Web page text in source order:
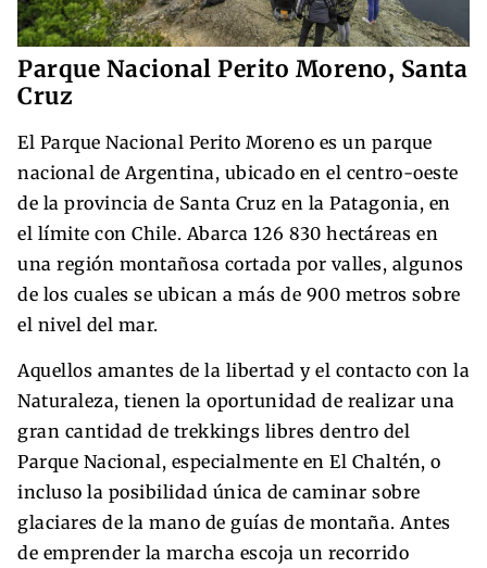
Parque Nacional Perito Moreno, Santa
Cruz
El Parque Nacional Perito Moreno es un parque
nacional de Argentina, ubicado en el centro-oeste
de la provincia de Santa Cruz en la Patagonia, en
el límite con Chile. Abarca 126 830 hectáreas en
una región montañosa cortada por valles, algunos
de los cuales se ubican a más de 900 metros sobre
el nivel del mar.
Aquellos amantes de la libertad y el contacto con la
Naturaleza, tienen la oportunidad de realizar una
gran cantidad de trekkings libres dentro del
Parque Nacional, especialmente en El Chaltén, o
incluso la posibilidad única de caminar sobre
glaciares de la mano de guías de montaña. Antes
de emprender la marcha escoja un recorrido